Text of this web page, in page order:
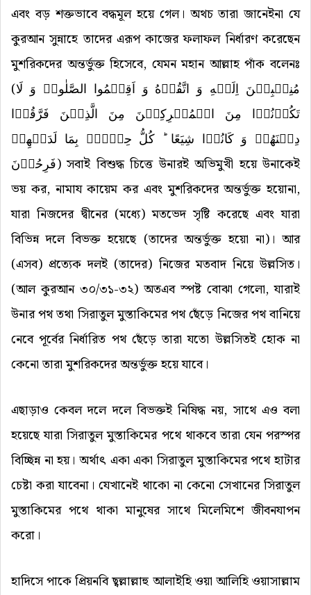
এবং বড় শক্তভাবে বদ্ধমূল হয়ে গেল। অথচ তারা জানেইনা যে
কুরআন সুন্নাহে তাদের এরূপ কাজের ফলাফল নির্ধারণ করেছেন
মুশরিকদের অন্তর্ভুক্ত হিসেবে, যেমন মহান আল্লাহ পাঁক বলেনঃ
(مُنِیۡبِیۡنَ اِلَیۡهِ وَ اتَّقُوۡهُ وَ اَقِیۡمُوا الصَّلٰوۃَ وَ لَا
تَکُوۡنُوۡا مِنَ الۡمُشۡرِکِیۡنَ مِنَ الَّذِیۡنَ فَرَّقُوۡا
دِیۡنَهُمۡ وَ کَانُوۡا شِیَعًا ؕ کُلُّ حِزۡبٍۭ بِمَا لَدَیۡهِمۡ
فَرِحُوۡنَ) সবাই বিশুদ্ধ চিত্তে উনারই অভিমুখী হয়ে উনাকেই
ভয় কর, নামায কায়েম কর এবং মুশরিকদের অন্তর্ভুক্ত হয়োনা,
যারা নিজদের দ্বীনের (মধ্যে) মতভেদ সৃষ্টি করেছে এবং যারা
বিভিন্ন দলে বিভক্ত হয়েছে (তাদের অন্তর্ভুক্ত হয়ো না)। আর
(এসব) প্রত্যেক দলই (তাদের) নিজের মতবাদ নিয়ে উল্লসিত।
(আল কুরআন ৩০/৩১-৩২) অতএব স্পষ্ট বোঝা গেলো, যারাই
উনার পথ তথা সিরাতুল মুস্তাকিমের পথ ছেঁড়ে নিজের পথ বানিয়ে
নেবে পূর্বের নির্ধারিত পথ ছেঁড়ে তারা যতো উল্লসিতই হোক না
কেনো তারা মুশরিকদের অন্তর্ভুক্ত হয়ে যাবে।
এছাড়াও কেবল দলে দলে বিভক্তই নিষিদ্ধ নয়, সাথে এও বলা
হয়েছে যারা সিরাতুল মুস্তাকিমের পথে থাকবে তারা যেন পরস্পর
বিচ্ছিন্ন না হয়। অর্থাৎ একা একা সিরাতুল মুস্তাকিমের পথে হাটার
চেষ্টা করা যাবেনা। যেখানেই থাকো না কেনো সেখানের সিরাতুল
মুস্তাকিমের পথে থাকা মানুষের সাথে মিলেমিশে জীবনযাপন
করো।
হাদিসে পাকে প্রিয়নবি ছ্বল্লাল্লাহু আলাইহি ওয়া আলিহি ওয়াসাল্লাম